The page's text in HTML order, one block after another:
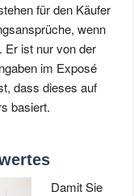
für den Käufer
wenn
Er ist nur von der
im Exposé
dass dieses auf
basiert.
Damit Sie